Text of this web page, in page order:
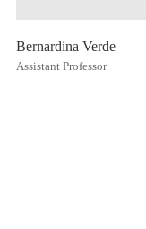
Bernardina Verde
Assistant Professor